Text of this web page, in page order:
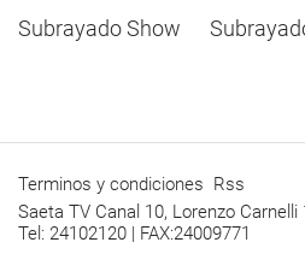
Subrayado Show
Terminos y condiciones Rss
Saeta TV Canal 10, Lorenzo
Tel: 24102120 | FAX:24009771